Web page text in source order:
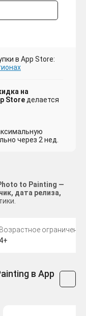
в App Store:
на
Storeделается
через 2 нед.
to Painting —
дата релиза,
Возрастное ограничение
4+
в App